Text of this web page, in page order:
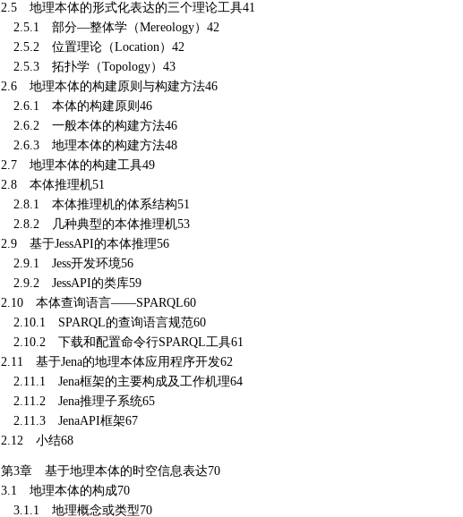
2.5 地理本体的形式化表达的三个理论工具41
2.5.1 部分—整体学（Mereology）42
2.5.2 位置理论（Location）42
2.5.3 拓扑学（Topology）43
2.6 地理本体的构建原则与构建方法46
2.6.1 本体的构建原则46
2.6.2 一般本体的构建方法46
2.6.3 地理本体的构建方法48
2.7 地理本体的构建工具49
2.8 本体推理机51
2.8.1 本体推理机的体系结构51
2.8.2 几种典型的本体推理机53
2.9 基于JessAPI的本体推理56
2.9.1 Jess开发环境56
2.9.2 JessAPI的类库59
2.10 本体查询语言——SPARQL60
2.10.1 SPARQL的查询语言规范60
2.10.2 下载和配置命令行SPARQL工具61
2.11 基于Jena的地理本体应用程序开发62
2.11.1 Jena框架的主要构成及工作机理64
2.11.2 Jena推理子系统65
2.11.3 JenaAPI框架67
2.12 小结68
第3章 基于地理本体的时空信息表达70
3.1 地理本体的构成70
3.1.1 地理概念或类型70